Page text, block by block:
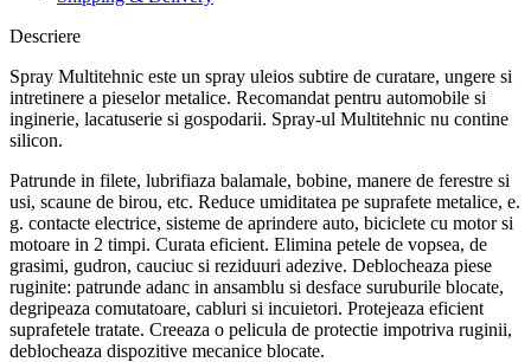
deblocare
intretinere
,
400
ml
Descriere
Spray Multitehnic este un spray uleios subtire de curatare, ungere si
intretinere a pieselor metalice. Recomandat pentru automobile si
inginerie, lacatuserie si gospodarii. Spray-ul Multitehnic nu contine
silicon.
Patrunde in filete, lubrifiaza balamale, bobine, manere de ferestre si
usi, scaune de birou, etc. Reduce umiditatea pe suprafete metalice, e.
g. contacte electrice, sisteme de aprindere auto, biciclete cu motor si
motoare in 2 timpi. Curata eficient. Elimina petele de vopsea, de
grasimi, gudron, cauciuc si reziduuri adezive. Deblocheaza piese
ruginite: patrunde adanc in ansamblu si desface suruburile blocate,
degripeaza comutatoare, cabluri si incuietori. Protejeaza eficient
suprafetele tratate. Creeaza o pelicula de protectie impotriva ruginii,
deblocheaza dispozitive mecanice blocate.